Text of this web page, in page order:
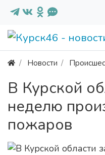
Новости
В Курской
неделю
пожаров